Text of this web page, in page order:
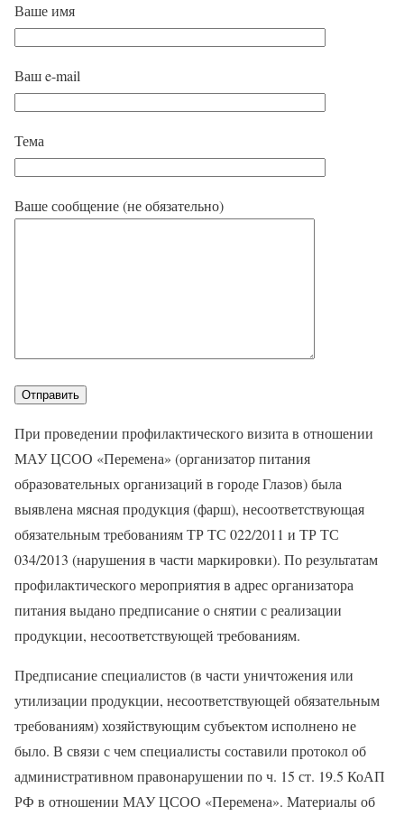
Ваше имя
Ваш e-mail
Тема
Ваше сообщение (не обязательно)
При проведении профилактического визита в отношении
МАУ ЦСОО «Перемена» (организатор питания
образовательных организаций в городе Глазов) была
выявлена мясная продукция (фарш), несоответствующая
обязательным требованиям ТР ТС 022/2011 и ТР ТС
034/2013 (нарушения в части маркировки). По результатам
профилактического мероприятия в адрес организатора
питания выдано предписание о снятии с реализации
продукции, несоответствующей требованиям.
Предписание специалистов (в части уничтожения или
утилизации продукции, несоответствующей обязательным
требованиям) хозяйствующим субъектом исполнено не
было. В связи с чем специалисты составили протокол об
административном правонарушении по ч. 15 ст. 19.5 КоАП
РФ в отношении МАУ ЦСОО «Перемена». Материалы об